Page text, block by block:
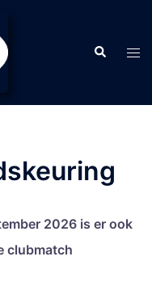
2026 is er ook
clubmatch